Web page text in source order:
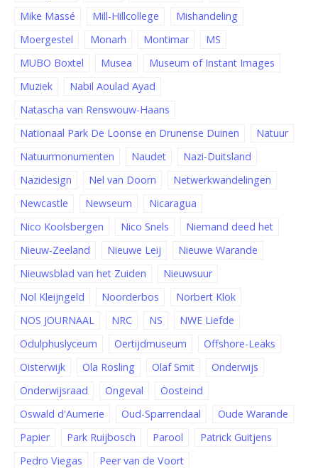
Mike Massé
Mill-Hillcollege
Mishandeling
Moergestel
Monarh Montimar
MS
MUBO Boxtel
Musea
Museum of Instant Images
Muziek
Nabil Aoulad Ayad
Natascha van Renswouw-Haans
Nationaal Park De Loonse en Drunense Duinen
Natuur
Natuurmonumenten
Naudet
Nazi-Duitsland
Nazidesign
Nel van Doorn
Netwerkwandelingen
Newcastle
Newseum
Nicaragua
Nico Koolsbergen
Nico Snels
Niemand deed het
Nieuw-Zeeland
Nieuwe Leij
Nieuwe Warande
Nieuwsblad van het Zuiden
Nieuwsuur
Nol Kleijngeld
Noorderbos
Norbert Klok
NOS JOURNAAL
NRC NS
NWE Liefde
Odulphuslyceum
Oertijdmuseum
Offshore-Leaks
Oisterwijk
Ola Rosling Olaf Smit
Onderwijs
Onderwijsraad
Ongeval
Oosteind
Oswald d'Aumerie
Oud-Sparrendaal
Oude Warande
Papier
Park Ruijbosch Parool
Patrick Guitjens
Pedro Viegas
Peer van de Voort